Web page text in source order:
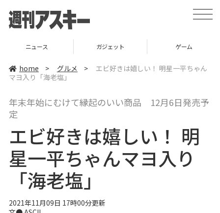
t
o
v
t
i
ニュース ガジェット ゲーム
home > グルメ >
エビ好きは嬉しい！ 明星一平ちゃん
マヨ入り「海老塩」
年末年始にむけて縁起のいい商品 12月6日発売予
定
エビ好きは嬉しい！ 明
星一平ちゃんマヨ入り
「海老塩」
2021年11月09日 17時00分更新